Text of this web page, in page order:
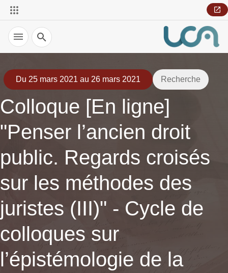
Recherche
Du 25 mars 2021 au 26 mars 2021 Recherche
Colloque [En ligne]
"Penser l’ancien droit
public. Regards croisés
sur les méthodes des
juristes (III)" - Cycle de
colloques sur
l’épistémologie de la